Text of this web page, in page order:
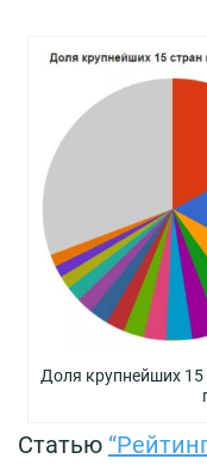
Доля крупнейших
Статью